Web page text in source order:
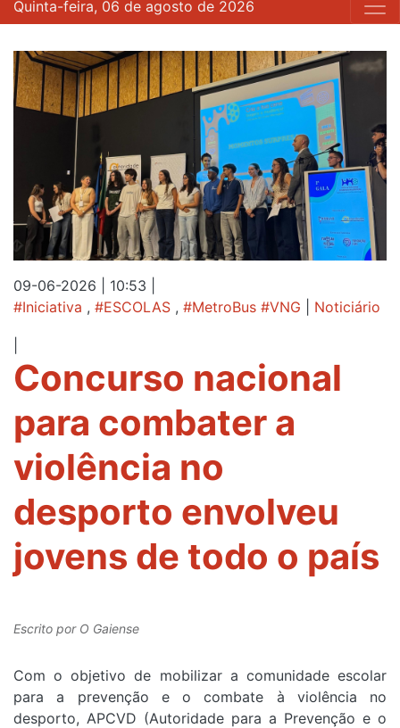
Quinta-feira, 06 de agosto de 2026
09-06-2026 | 10:53
#Iniciativa , #ESCOLAS , #MetroBus #VNG Noticiário
Concurso nacional
para combater a
violência no
desporto envolveu
jovens de todo o país
Escrito por O Gaiense
Com o objetivo de mobilizar a comunidade escolar
para a prevenção e o combate à violência no
desporto, APCVD (Autoridade para a Prevenção e o